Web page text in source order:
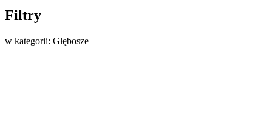
Filtry
w kategorii: Głębosze